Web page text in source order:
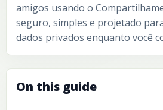
amigos usando o
seguro, simples e projetado
dados privados enquanto você
On this guide